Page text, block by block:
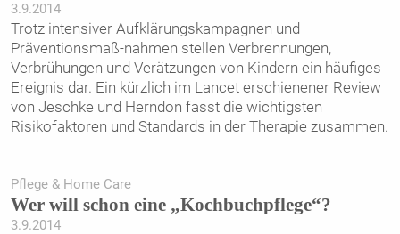
3.9.2014
Trotz intensiver Aufklärungskampagnen und
Präventionsmaß-nahmen stellen Verbrennungen,
Verbrühungen und Verätzungen von Kindern ein häufiges
Ereignis dar. Ein kürzlich im Lancet erschienener Review
von Jeschke und Herndon fasst die wichtigsten
Risikofaktoren und Standards in der Therapie zusammen.
Pflege & Home Care
Wer will schon eine „Kochbuchpflege“?
3.9.2014